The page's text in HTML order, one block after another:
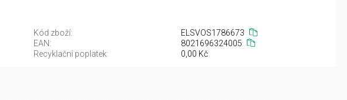
Kód zboží:
ELSVOS1786673
EAN:
8021696324005
Recyklační poplatek: 0,00 Kč